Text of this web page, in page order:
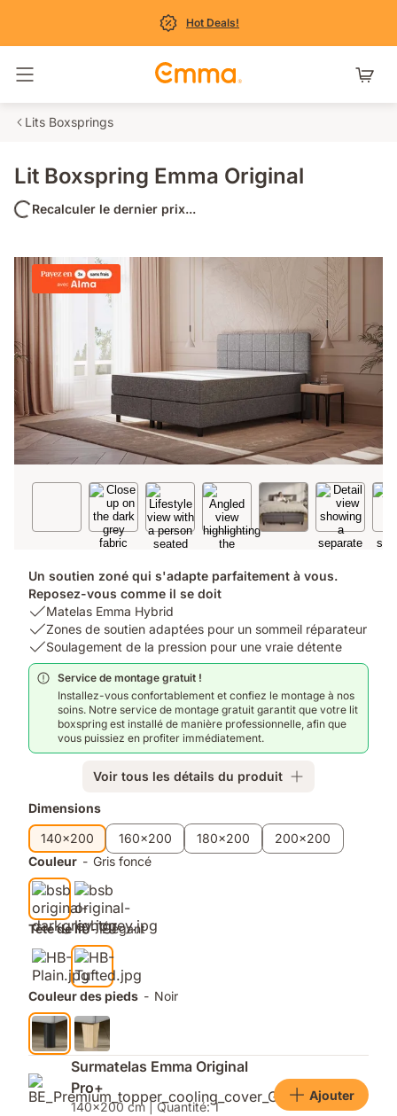
Hot Deals!
Basculer la navigation
Lits Boxsprings
Lit Boxspring Emma Original
Recalculer le dernier prix...
Un soutien zoné qui s'adapte parfaitement à vous.
Reposez-vous comme il se doit
USP
1:
Matelas
Emma
Hybrid
Matelas Emma Hybrid
USP
2:
Zones
de
soutien
adaptées
un
Zones de soutien adaptées pour un sommeil réparateur
USP
3:
Soulagement
pression
pour
détente
Soulagement de la pression pour une vraie détente
Service de montage gratuit !
Installez-vous confortablement et confiez le montage à nos
soins. Notre service de montage gratuit garantit que votre lit
boxspring est installé de manière professionnelle, afin que
vous puissiez en profiter immédiatement.
Voir tous les détails du produit
Produits
supplémentaires
Dimensions
140x200
160x200 180x200
200x200
Couleur - Gris foncé
Tête de lit - Élégant
Couleur des pieds - Noir
Surmatelas Emma Original
Pro+
140x200 cm | Quantité: 1
Ajouter